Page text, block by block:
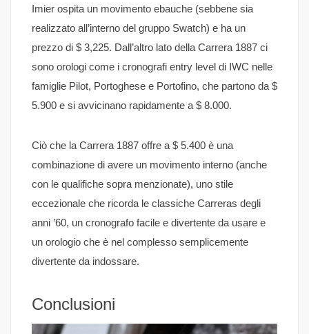
Imier ospita un movimento ebauche (sebbene sia
realizzato all’interno del gruppo Swatch) e ha un
prezzo di $ 3,225. Dall’altro lato della Carrera 1887 ci
sono orologi come i cronografi entry level di IWC nelle
famiglie Pilot, Portoghese e Portofino, che partono da $
5.900 e si avvicinano rapidamente a $ 8.000.
Ciò che la Carrera 1887 offre a $ 5.400 è una
combinazione di avere un movimento interno (anche
con le qualifiche sopra menzionate), uno stile
eccezionale che ricorda le classiche Carreras degli
anni ’60, un cronografo facile e divertente da usare e
un orologio che è nel complesso semplicemente
divertente da indossare.
Conclusioni